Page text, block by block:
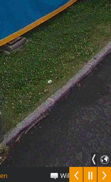
Willkommen in